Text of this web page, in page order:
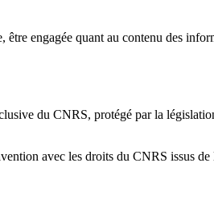
engagée quant au contenu des
du CNRS, protégé par la
avec les droits du CNRS issus de